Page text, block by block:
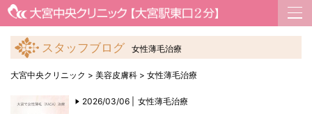
スタッフブログ 女性薄毛治療
大宮中央クリニック > 美容皮膚科 > 女性薄毛治療
2026/03/06 |
女性薄毛治療